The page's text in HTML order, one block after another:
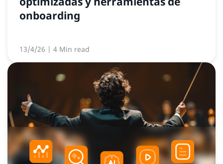
onboarding
13/4/26 | 4 Min read